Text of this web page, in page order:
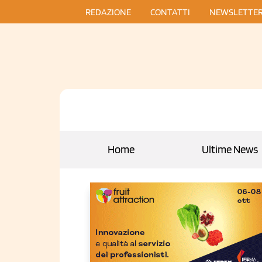
REDAZIONE CONTATTI
Home Ultime News